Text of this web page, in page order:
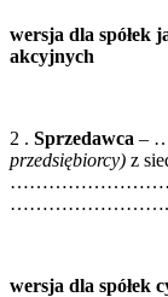
wersja dla spółek
akcyjnych
2 . Sprzedawca –
przedsiębiorcy) z
……………………….,
…………………….,
wersja dla spółek